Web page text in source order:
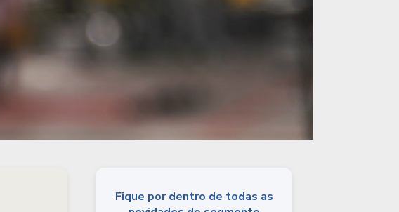
Fique por dentro de todas as